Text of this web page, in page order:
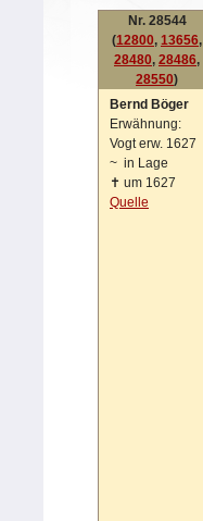
Nr. 28544
(12800, 13656,
28480, 28486,
28550)
Bernd Böger
Erwähnung:
Vogt erw. 1627
~ in Lage
✝ um 1627
Quelle